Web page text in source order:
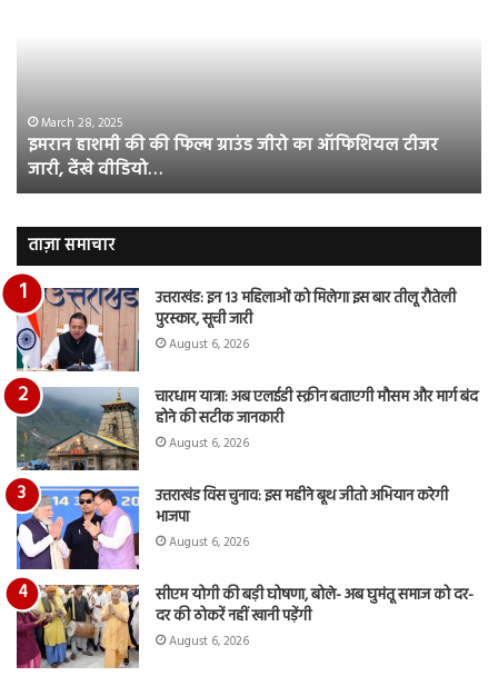
का
ऑफिशियल
टीजर
जारी,
वीडियो…
March 28, 2025
इमरान हाशमी की की फिल्म ग्राउंड जीरो का ऑफिशियल टीजर
जारी, देंखे वीडियो…
ताज़ा समाचार
उत्तराखंड: इन 13 महिलाओं को मिलेगा इस बार तीलू रौतेली
पुरस्कार, सूची जारी
August 6, 2026
चारधाम यात्रा: अब एलईडी स्क्रीन बताएगी मौसम और मार्ग बंद
होने की सटीक जानकारी
August 6, 2026
उत्तराखंड विस चुनाव: इस महीने बूथ जीतो अभियान करेगी
भाजपा
August 6, 2026
सीएम योगी की बड़ी घोषणा, बोले- अब घुमंतू समाज को दर-
दर की ठोकरें नहीं खानी पड़ेंगी
August 6, 2026